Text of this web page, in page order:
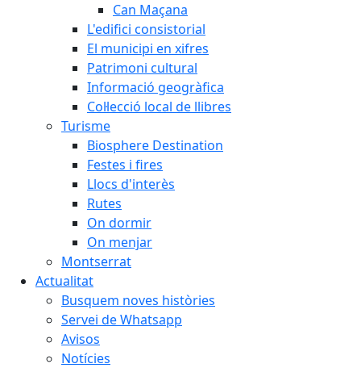
Can Maçana
L'edifici consistorial
El municipi en xifres
Patrimoni cultural
Informació geogràfica
Col·lecció local de llibres
Turisme
Biosphere Destination
Festes i fires
Llocs d'interès
Rutes
On dormir
On menjar
Montserrat
Actualitat
Busquem noves històries
Servei de Whatsapp
Avisos
Notícies